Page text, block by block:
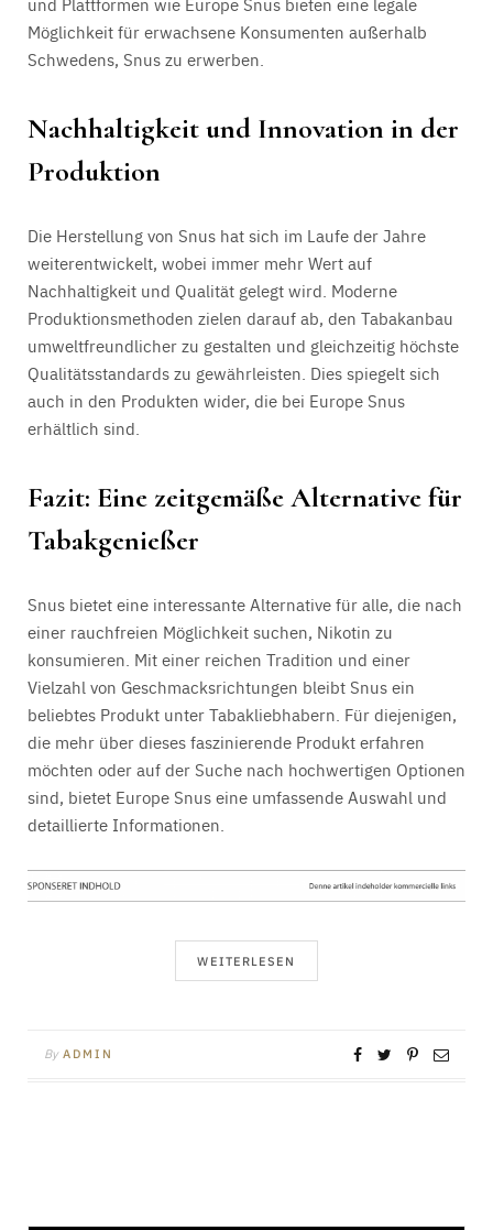
Möglichkeit für erwachsene Konsumenten außerhalb
Schwedens, Snus zu erwerben.
Nachhaltigkeit und Innovation in der
Produktion
Die Herstellung von Snus hat sich im Laufe der Jahre
weiterentwickelt, wobei immer mehr Wert auf
Nachhaltigkeit und Qualität gelegt wird. Moderne
Produktionsmethoden zielen darauf ab, den Tabakanbau
umweltfreundlicher zu gestalten und gleichzeitig höchste
Qualitätsstandards zu gewährleisten. Dies spiegelt sich
auch in den Produkten wider, die bei Europe Snus
erhältlich sind.
Fazit: Eine zeitgemäße Alternative für
Tabakgenießer
Snus bietet eine interessante Alternative für alle, die nach
einer rauchfreien Möglichkeit suchen, Nikotin zu
konsumieren. Mit einer reichen Tradition und einer
Vielzahl von Geschmacksrichtungen bleibt Snus ein
beliebtes Produkt unter Tabakliebhabern. Für diejenigen,
die mehr über dieses faszinierende Produkt erfahren
möchten oder auf der Suche nach hochwertigen Optionen
sind, bietet Europe Snus eine umfassende Auswahl und
detaillierte Informationen.
WEITERLESEN
By ADMIN